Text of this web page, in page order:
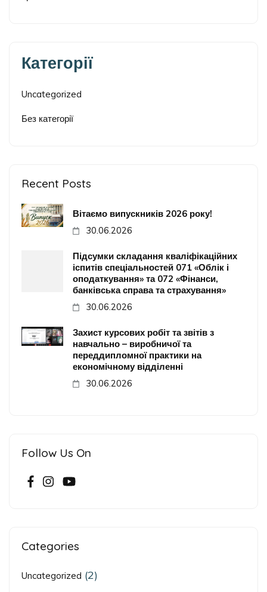
Категорії
Uncategorized
Без категорії
Recent Posts
Вітаємо випускників 2026 року!
30.06.2026
Підсумки складання кваліфікаційних
іспитів спеціальностей 071 «Облік і
оподаткування» та 072 «Фінанси,
банківська справа та страхування»
30.06.2026
Захист курсових робіт та звітів з
навчально – виробничої та
переддипломної практики на
економічному відділенні
30.06.2026
Follow Us On
Categories
Uncategorized (2)